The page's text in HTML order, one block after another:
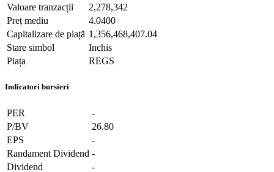
Valoare tranzacții
2,278,342
Preț mediu
4.0400
Capitalizare de piață 1,356,468,407.04
Stare simbol
Inchis
Piața
REGS
Indicatori bursieri
PER
-
P/BV
26.80
EPS
-
Randament Dividend -
Dividend
-